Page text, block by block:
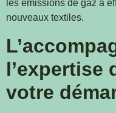
les émissions de gaz à
nouveaux textiles.
l’expertise
votre